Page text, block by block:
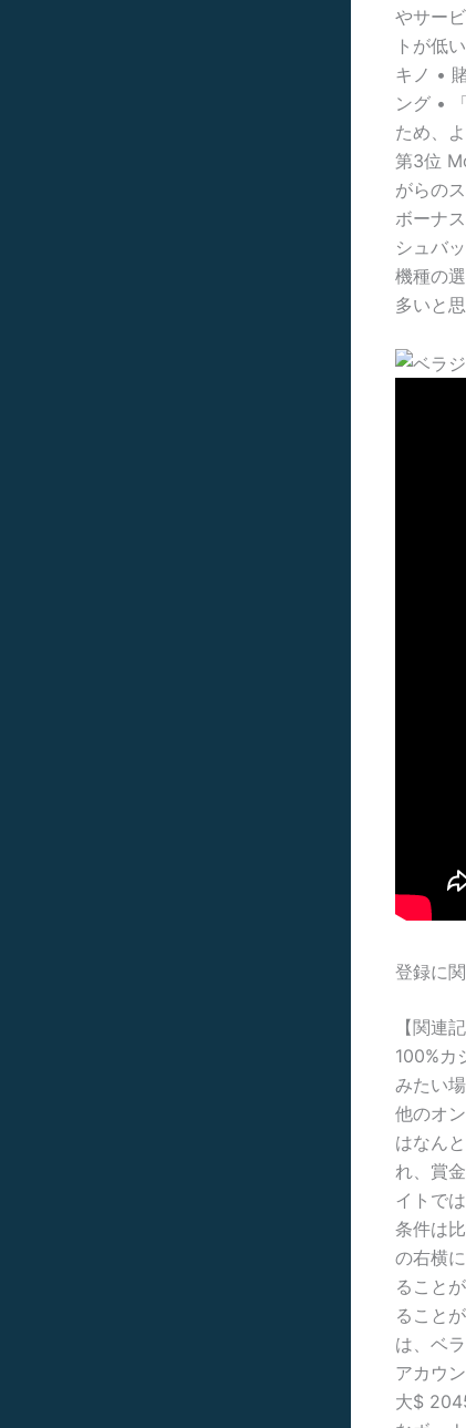
やサー
トが低
キノ •
ング •
ため、
第3位
がらの
ボーナ
シュバ
機種の
多いと
登録に
【関連
100%カ
みたい
他のオ
はなん
れ、賞
イトで
条件は
の右横
ること
ること
は、ベ
アカウ
大$